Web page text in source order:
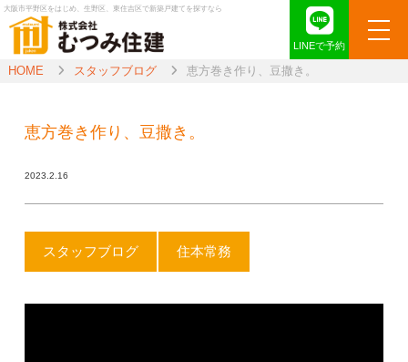
大阪市平野区をはじめ、生野区、東住吉区で新築戸建てを探すなら
LINEで予約
HOME スタッフブログ 恵方巻き作り、豆撒き。
恵方巻き作り、豆撒き。
2023.2.16
スタッフブログ 住本常務